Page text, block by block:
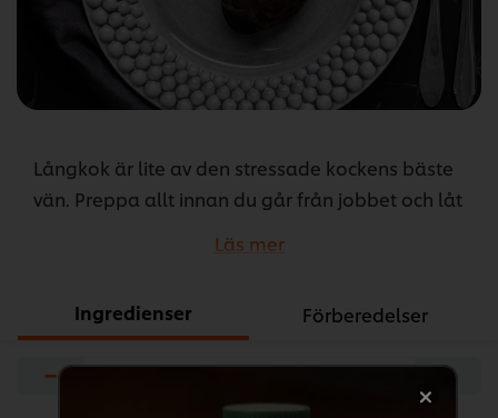
Långkok är lite av den stressade kockens bäste
vän. Preppa allt innan du går från jobbet och låt
Läs mer
Ingredienser Förberedelser
− +